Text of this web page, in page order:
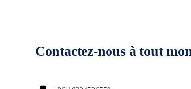
Contactez-nous à tout